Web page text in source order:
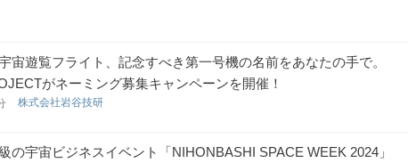
宙遊覧フライト、記念すべき第一号機の名前をあなたの手で。
がネーミング募集キャンペーンを開催！
株式会社岩谷技研
の宇宙ビジネスイベント「NIHONBASHI SPACE WEEK 2024」